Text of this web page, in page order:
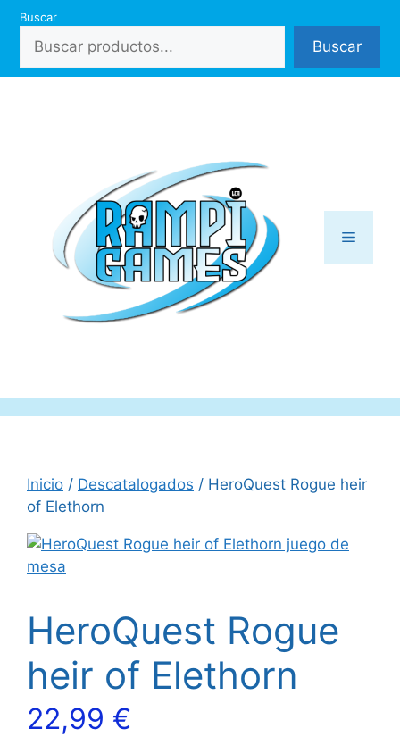
Saltar
contenido
Buscar
Buscar
Menú
Inicio / Descatalogados / HeroQuest Rogue heir
of Elethorn
HeroQuest Rogue
heir of Elethorn
22,99 €